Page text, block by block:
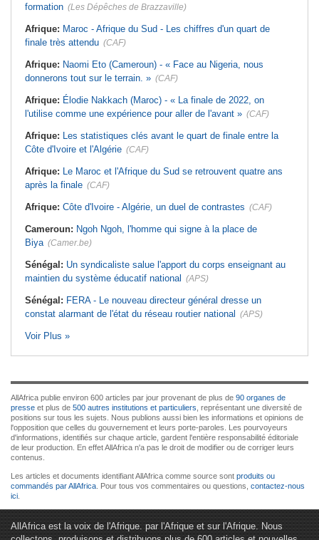
formation (Les Dépêches de Brazzaville)
Afrique: Maroc - Afrique du Sud - Les chiffres d'un quart de
finale très attendu (CAF)
Afrique: Naomi Eto (Cameroun) - « Face au Nigeria, nous
donnerons tout sur le terrain. » (CAF)
Afrique: Élodie Nakkach (Maroc) - « La finale de 2022, on
l'utilise comme une expérience pour aller de l'avant » (CAF)
Afrique: Les statistiques clés avant le quart de finale entre la
Côte d'Ivoire et l'Algérie (CAF)
Afrique: Le Maroc et l'Afrique du Sud se retrouvent quatre ans
après la finale (CAF)
Afrique: Côte d'Ivoire - Algérie, un duel de contrastes (CAF)
Cameroun: Ngoh Ngoh, l'homme qui signe à la place de
Biya (Camer.be)
Sénégal: Un syndicaliste salue l'apport du corps enseignant au
maintien du système éducatif national (APS)
Sénégal: FERA - Le nouveau directeur général dresse un
constat alarmant de l'état du réseau routier national (APS)
Voir Plus »
AllAfrica publie environ 600 articles par jour provenant de plus de 90 organes de
presse et plus de 500 autres institutions et particuliers , représentant une diversité de
positions sur tous les sujets. Nous publions aussi bien les informations et opinions de
l'opposition que celles du gouvernement et leurs porte-paroles. Les pourvoyeurs
d'informations, identifiés sur chaque article, gardent l'entière responsabilité éditoriale
de leur production. En effet AllAfrica n'a pas le droit de modifier ou de corriger leurs
contenus.
Les articles et documents identifiant AllAfrica comme source sont produits ou
commandés par AllAfrica . Pour tous vos commentaires ou questions, contactez-nous
ici
AllAfrica est la voix de l'Afrique. par l'Afrique et sur l'Afrique. Nous